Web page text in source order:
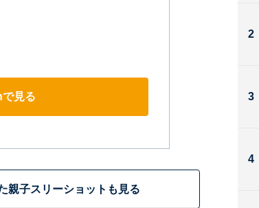
見る
親子スリーショットも見る
2
3
4